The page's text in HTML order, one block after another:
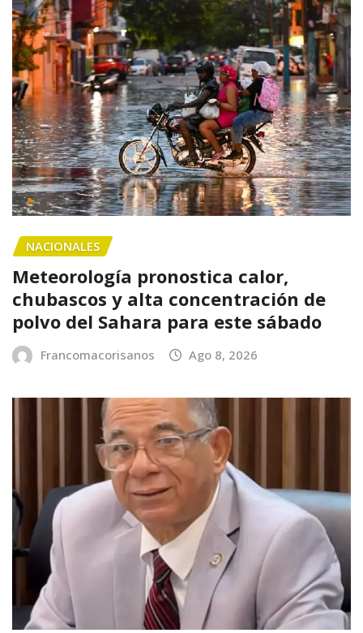
NACIONALES
Meteorología pronostica calor,
chubascos y alta concentración de
polvo del Sahara para este sábado
Francomacorisanos Ago 8, 2026